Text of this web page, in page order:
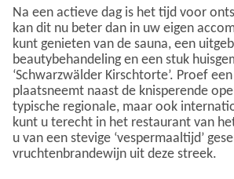
Na een actieve dag is het tijd voor
kan dit nu beter dan in uw eigen
kunt genieten van de sauna, een
beautybehandeling en een stuk
‘Schwarzwälder Kirschtorte’. Proef
plaatsneemt naast de knisperende
typische regionale, maar ook
kunt u terecht in het restaurant van
u van een stevige ‘vespermaaltijd’
vruchtenbrandewijn uit deze streek.